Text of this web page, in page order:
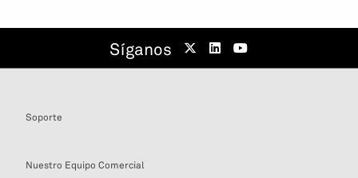
Síganos
Soporte
Nuestro Equipo Comercial